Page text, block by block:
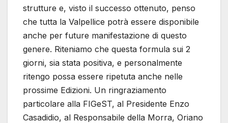
strutture e, visto il successo ottenuto, penso
che tutta la Valpellice potrà essere disponibile
anche per future manifestazione di questo
genere. Riteniamo che questa formula sui 2
giorni, sia stata positiva, e personalmente
ritengo possa essere ripetuta anche nelle
prossime Edizioni. Un ringraziamento
particolare alla FIGeST, al Presidente Enzo
Casadidio, al Responsabile della Morra, Oriano